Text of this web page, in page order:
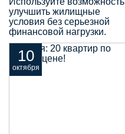
улучшить жилищные
условия без серьезной
финансовой нагрузки.
10
октября